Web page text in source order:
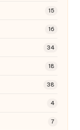
15
16
34
18
38
4
7